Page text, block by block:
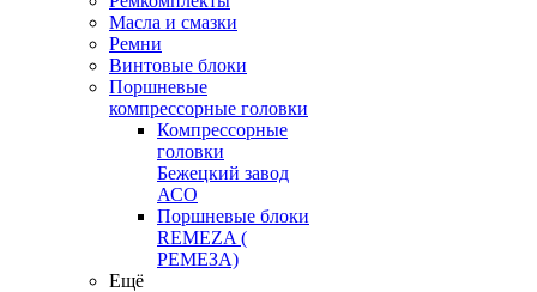
Масла и смазки
Ремни
Винтовые блоки
Поршневые
компрессорные головки
Компрессорные
головки
Бежецкий завод
АСО
Поршневые блоки
REMEZA (
РЕМЕЗА)
Ещё